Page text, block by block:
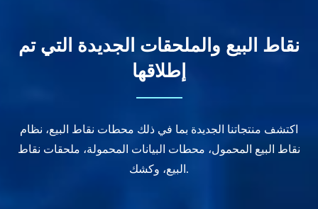
نقاط البيع والملحقات الجديدة التي تم
إطلاقها
اكتشف منتجاتنا الجديدة بما في ذلك محطات نقاط البيع، نظام
نقاط البيع المحمول، محطات البيانات المحمولة، ملحقات نقاط
البيع، وكشك.